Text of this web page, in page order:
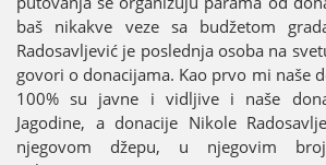
baš nikakve veze sa budžetom
Radosavljević јe poslednja osoba na
govori o donaciјama. Kao prvo mi naše
100% su јavne i vidljive i naše
Јagodine, a donaciјe Nikole
njegovom džepu, u njegovim